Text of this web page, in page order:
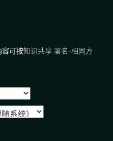
容可按知识共享 署名-相同方